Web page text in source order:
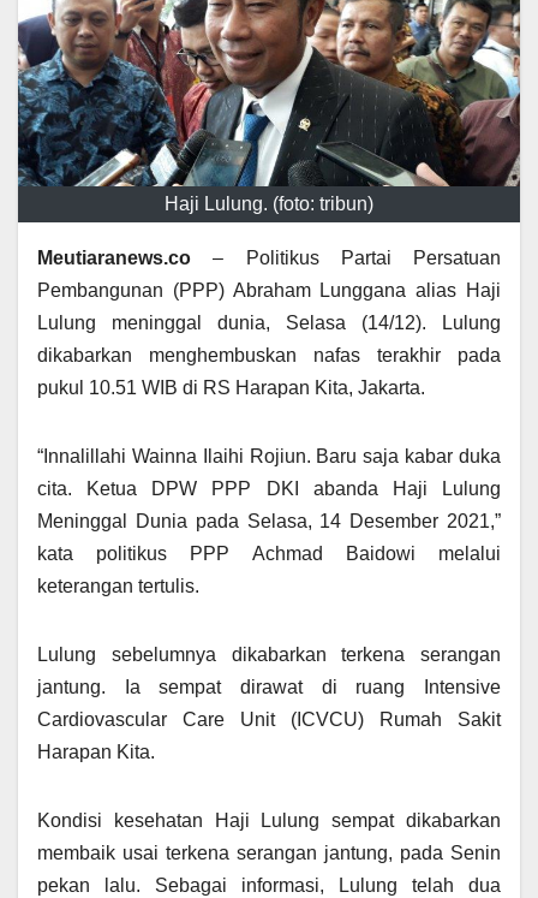
Haji Lulung. (foto: tribun)
Meutiaranews.co– Politikus Partai Persatuan
Pembangunan (PPP) Abraham Lunggana alias Haji
Lulung meninggal dunia, Selasa (14/12). Lulung
dikabarkan menghembuskan nafas terakhir pada
pukul 10.51 WIB di RS Harapan Kita, Jakarta.
“Innalillahi Wainna Ilaihi Rojiun. Baru saja kabar duka
cita. Ketua DPW PPP DKI abanda Haji Lulung
Meninggal Dunia pada Selasa, 14 Desember 2021,”
kata politikus PPP Achmad Baidowi melalui
keterangan tertulis.
Lulung sebelumnya dikabarkan terkena serangan
jantung. Ia sempat dirawat di ruang Intensive
Cardiovascular Care Unit (ICVCU) Rumah Sakit
Harapan Kita.
Kondisi kesehatan Haji Lulung sempat dikabarkan
membaik usai terkena serangan jantung, pada Senin
pekan lalu. Sebagai informasi, Lulung telah dua